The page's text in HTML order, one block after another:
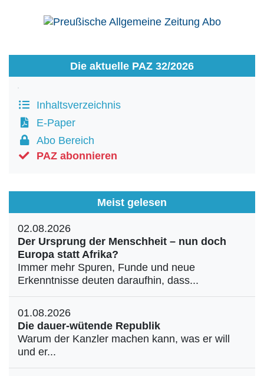
Die aktuelle PAZ 32/2026
Inhaltsverzeichnis
E-Paper
Abo Bereich
PAZ abonnieren
Meist gelesen
02.08.2026
Der Ursprung der Menschheit – nun doch
Europa statt Afrika?
Immer mehr Spuren, Funde und neue
Erkenntnisse deuten daraufhin, dass...
01.08.2026
Die dauer-wütende Republik
Warum der Kanzler machen kann, was er will
und er...